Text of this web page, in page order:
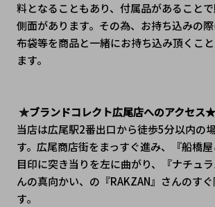
料となることもあり、付属品があること
側面があります。その為、お持ち込みの
布袋等を商品と一緒にお持ち込み頂くこ
ます。
★ブランドコレクト広尾店へのアクセス★
当店は広尾駅2番出口から徒歩5分以内の
す。広尾商店街をまっすぐ進み、『船橋
目印に突き当りを左に曲がり、『ナチュ
んの真向かい、の『RAKZAN』さんのす
す。